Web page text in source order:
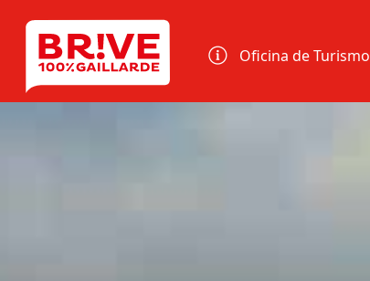
Oficina de Turismo